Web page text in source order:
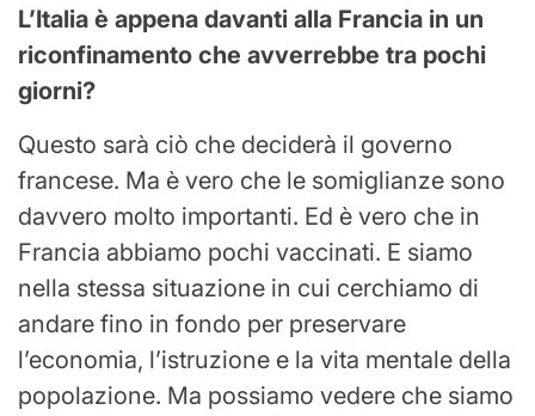
L’Italia è appena davanti alla Francia in un
riconfinamento che avverrebbe tra pochi
giorni?
Questo sarà ciò che deciderà il governo
francese. Ma è vero che le somiglianze sono
davvero molto importanti. Ed è vero che in
Francia abbiamo pochi vaccinati. E siamo
nella stessa situazione in cui cerchiamo di
andare fino in fondo per preservare
l’economia, l’istruzione e la vita mentale della
popolazione. Ma possiamo vedere che siamo